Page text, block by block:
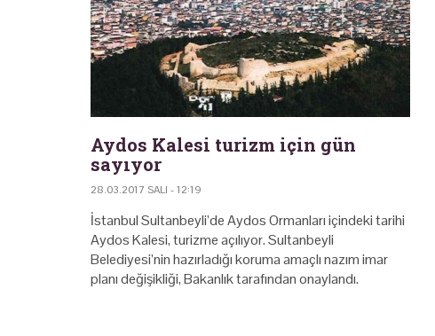
Aydos Kalesi turizm için gün
sayıyor
28.03.2017 SALI - 12:19
İstanbul Sultanbeyli’de Aydos Ormanları içindeki tarihi
Aydos Kalesi, turizme açılıyor. Sultanbeyli
Belediyesi’nin hazırladığı koruma amaçlı nazım imar
planı değişikliği, Bakanlık tarafından onaylandı.